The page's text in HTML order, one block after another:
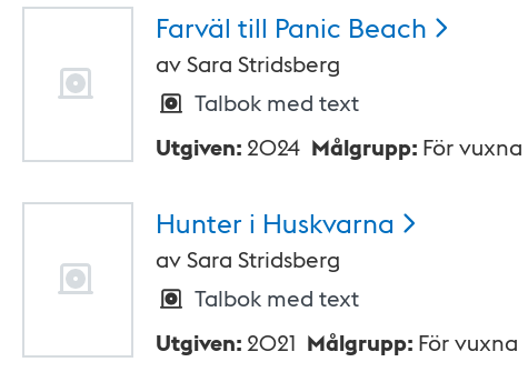
Farväl till Panic Beach
avSara Stridsberg
Talbok med text
Utgiven: 2024 Målgrupp: För vuxna
Hunter i Huskvarna
avSara Stridsberg
Talbok med text
Utgiven: 2021 Målgrupp: För vuxna